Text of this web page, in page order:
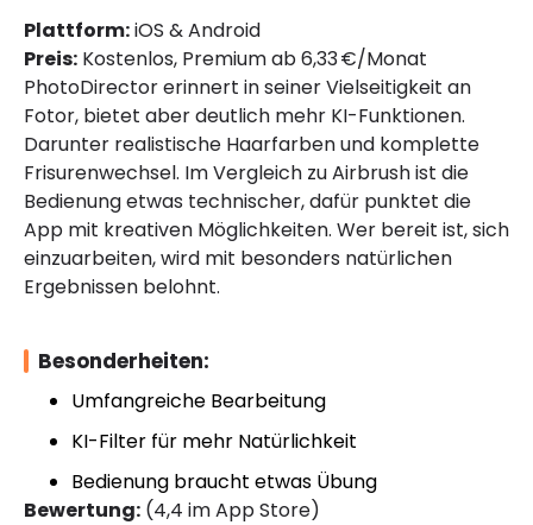
Plattform:iOS & Android
Preis: Kostenlos, Premium ab 6,33 €/Monat
PhotoDirector erinnert in seiner Vielseitigkeit an
Fotor, bietet aber deutlich mehr KI-Funktionen.
Darunter realistische Haarfarben und komplette
Frisurenwechsel. Im Vergleich zu Airbrush ist die
Bedienung etwas technischer, dafür punktet die
App mit kreativen Möglichkeiten. Wer bereit ist, sich
einzuarbeiten, wird mit besonders natürlichen
Ergebnissen belohnt.
Besonderheiten:
Umfangreiche Bearbeitung
KI-Filter für mehr Natürlichkeit
Bedienung braucht etwas Übung
Bewertung: (4,4 im App Store)